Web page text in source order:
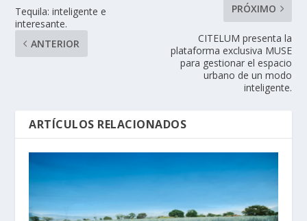
Tequila: inteligente e
interesante.
ANTERIOR
PRÓXIMO
CITELUM presenta la
plataforma exclusiva MUSE
para gestionar el espacio
urbano de un modo
inteligente.
ARTÍCULOS RELACIONADOS